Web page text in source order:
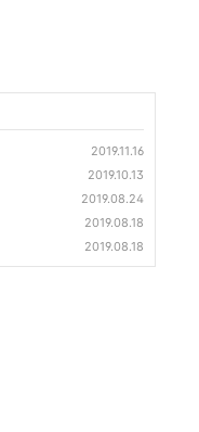
2019.11.16
2019.10.13
2019.08.24
2019.08.18
2019.08.18